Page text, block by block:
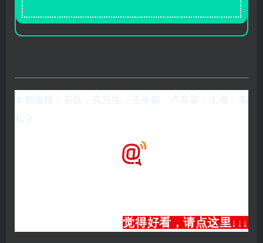
本期编辑：石磊 ，实习生： 王幸颖 卢宥霖
｜主播：韦
礼义
觉得好看，请点这里↓ ↓ ↓